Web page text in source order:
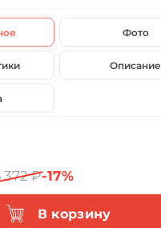
Фото
Описание
372 ₽-17%
В корзину